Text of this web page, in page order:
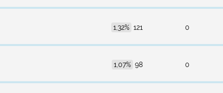
1,32% 121 0
1,07% 98 0